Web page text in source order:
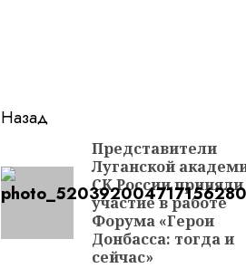
Продолжить
чтение
Назад
Представители
Луганской
СК России приняли
участие в работе
Форума «Герои
Донбасса: тогда и
сейчас»